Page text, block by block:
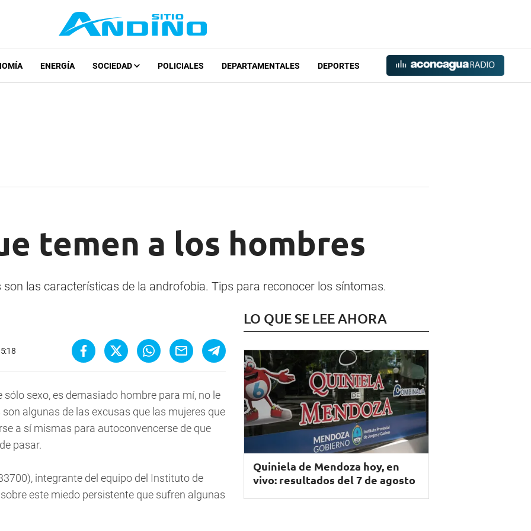
ENERGÍA SOCIEDAD POLICIALES DEPARTAMENTALES DEPORTES
temen a los hombres
las características de la androfobia. Tips para reconocer los síntomas.
sexo, es demasiado hombre para mí, no le
son algunas de las excusas que las mujeres que
a sí mismas para autoconvencerse de que
pasar.
integrante del equipo del Instituto de
este miedo persistente que sufren algunas
LO QUE SE LEE AHORA
Quiniela de Mendoza hoy, en
vivo: resultados del 7 de agosto